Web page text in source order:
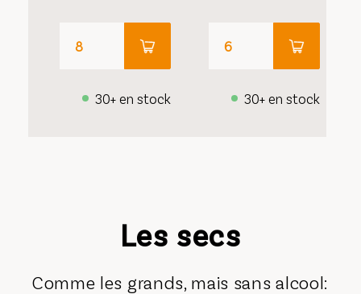
30+ en stock 30+ en stock
Les secs
Comme les grands, mais sans alcool: